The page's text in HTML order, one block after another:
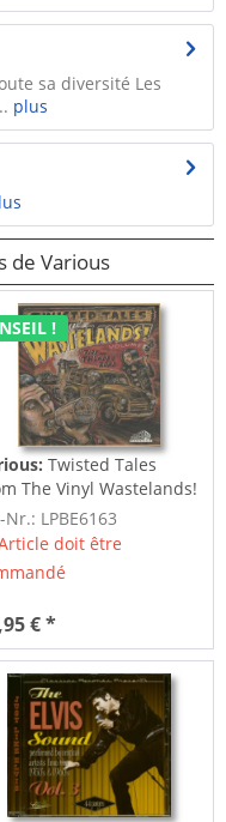
sa diversité Les
plus
de Various
!
Twisted Tales
The Vinyl Wastelands!
LPBE6163
doit être
€ *